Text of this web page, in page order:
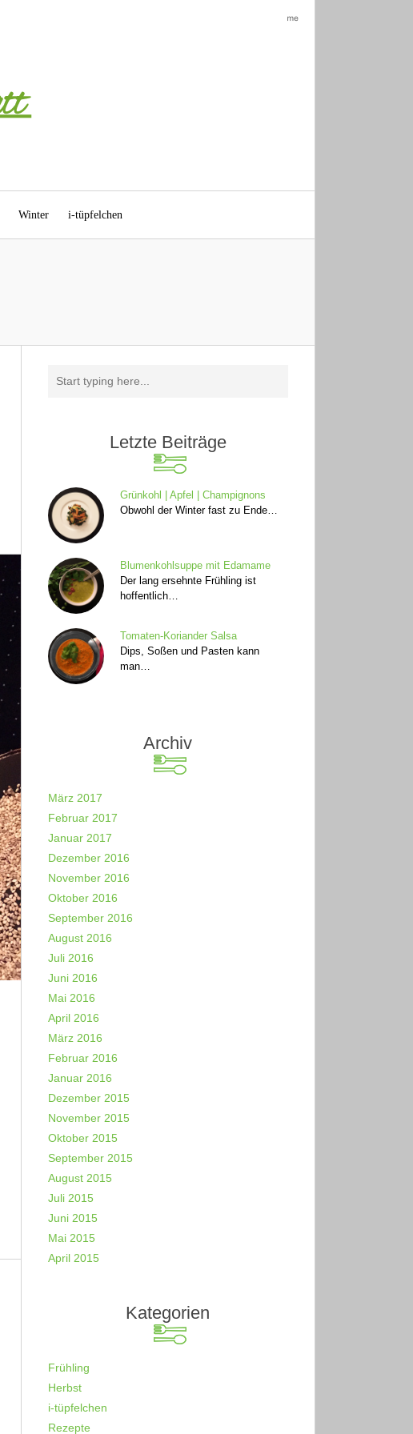
aboutme
Winter i-tüpfelchen
Letzte Beiträge
Grünkohl | Apfel | Champignons
Obwohl der Winter fast zu Ende…
Blumenkohlsuppe mit Edamame
Der lang ersehnte Frühling ist
hoffentlich…
Tomaten-Koriander Salsa
Dips, Soßen und Pasten kann
man…
Archiv
März 2017
Februar 2017
Januar 2017
Dezember 2016
November 2016
Oktober 2016
September 2016
August 2016
Juli 2016
Juni 2016
Mai 2016
April 2016
März 2016
Februar 2016
Januar 2016
Dezember 2015
November 2015
Oktober 2015
September 2015
August 2015
Juli 2015
Juni 2015
Mai 2015
April 2015
Kategorien
Frühling
Herbst
i-tüpfelchen
Rezepte